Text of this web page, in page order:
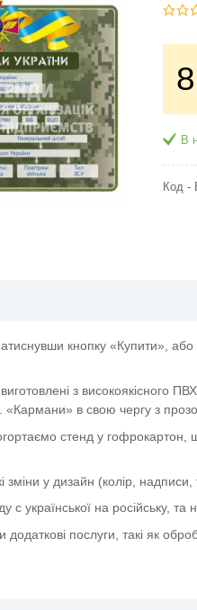
В
Код -
кнопку «Купити»,
з високоякісного
«Кармани» в свою чергу з
стенд у гофрокартон,
зміни у дизайн (колір,
с української на російську, та
послуги, такі як